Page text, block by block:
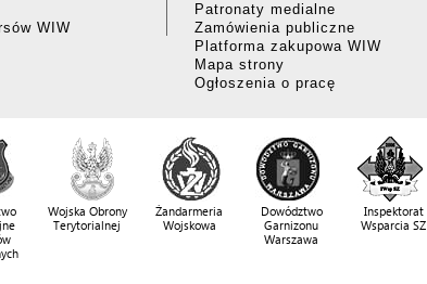
WIW
Patronaty medialne
Zamówienia publiczne
Platforma zakupowa WIW
Mapa strony
Ogłoszenia o pracę
Wojska Obrony
Terytorialnej
Żandarmeria
Wojskowa
Dowództwo
Garnizonu
Warszawa
Inspektorat
Wsparcia SZ